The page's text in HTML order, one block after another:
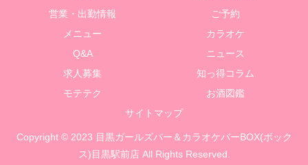
営業・出勤情報
ご予約
メニュー
カラオケ
Q&A
ニュース
求人募集
知っ得コラム
モテテク
お酒図鑑
サイトマップ
Copyright © 2023 目黒ガールズバー＆カラオケバーBOX(ボック
ス)目黒駅前店 All Rights Reserved.